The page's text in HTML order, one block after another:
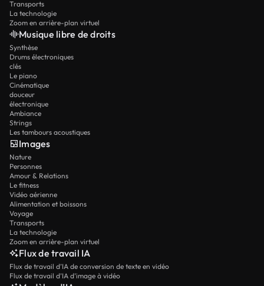
Transports
La technologie
Zoom en arrière-plan virtuel
Musique libre de droits
Synthèse
Drums électroniques
clés
Le piano
Cinématique
douceur
électronique
Ambiance
Strings
Les tambours acoustiques
Images
Nature
Personnes
Amour & Relations
Le fitness
Vidéo aérienne
Alimentation et boissons
Voyage
Transports
La technologie
Zoom en arrière-plan virtuel
Flux de travail IA
Flux de travail d’IA de conversion de texte en vidéo
Flux de travail d’IA d’image à vidéo